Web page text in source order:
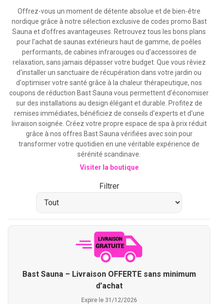
Offrez-vous un moment de détente absolue et de bien-être
nordique grâce à notre sélection exclusive de codes promo Bast
Sauna et d’offres avantageuses. Retrouvez tous les bons plans
pour l'achat de saunas extérieurs haut de gamme, de poêles
performants, de cabines infrarouges ou d'accessoires de
relaxation, sans jamais dépasser votre budget. Que vous rêviez
d'installer un sanctuaire de récupération dans votre jardin ou
d'optimiser votre santé grâce à la chaleur thérapeutique, nos
coupons de réduction Bast Sauna vous permettent d'économiser
sur des installations au design élégant et durable. Profitez de
remises immédiates, bénéficiez de conseils d'experts et d'une
livraison soignée. Créez votre propre espace de spa à prix réduit
grâce à nos offres Bast Sauna vérifiées avec soin pour
transformer votre quotidien en une véritable expérience de
sérénité scandinave.
Visiter la boutique
Filtrer
Bast Sauna – Livraison OFFERTE sans minimum
d’achat
Expire le 31/12/2026